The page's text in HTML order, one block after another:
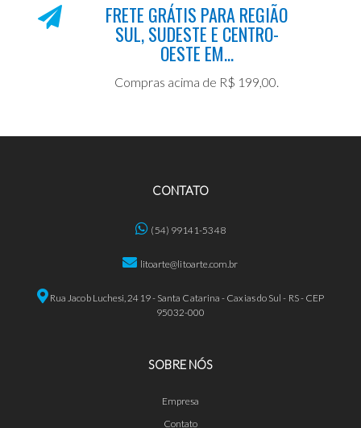
FRETE GRÁTIS PARA REGIÃO
SUL, SUDESTE E CENTRO-
OESTE EM...
Compras acima de R$ 199,00.
CONTATO
(54) 99141-5348
litoarte@litoarte.com.br
Rua Jacob Luchesi, 2419 - Santa Catarina - Caxias do Sul - RS - CEP
95032-000
SOBRE NÓS
Empresa
Contato